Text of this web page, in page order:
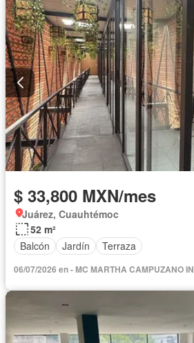
$ 33,800 MXN/mes
Juárez, Cuauhtémoc
52 m²
Balcón
Jardín Terraza
06/07/2026 en - MC MARTHA CAMPUZANO